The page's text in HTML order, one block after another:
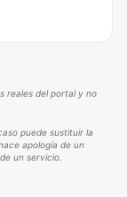
reales del portal y no
puede sustituir la
apología de un
un servicio.